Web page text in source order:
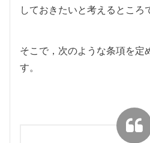
しておきたいと考えるところ
そこで，次のような条項を定
す。